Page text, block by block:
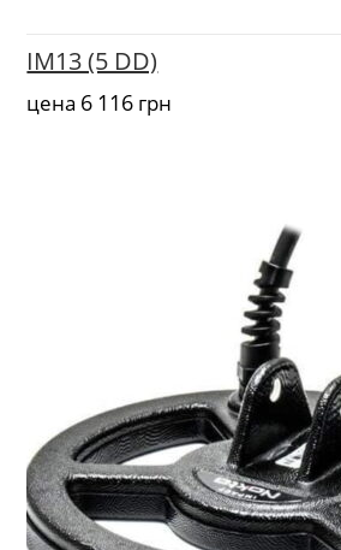
IM13 (5 DD)
цена 6 116грн